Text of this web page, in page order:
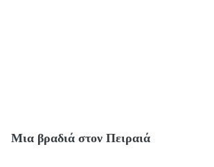
Μια βραδιά στον Πειραιά